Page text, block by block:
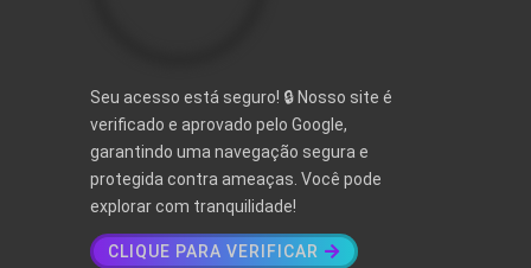
Seu acesso está seguro! 🔒 Nosso site é
verificado e aprovado pelo Google,
garantindo uma navegação segura e
protegida contra ameaças. Você pode
explorar com tranquilidade!
CLIQUE PARA VERIFICAR